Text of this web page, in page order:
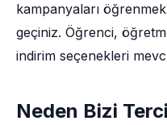
kampanyaları
geçiniz. Öğrenci,
indirim seçenekleri
Neden Bizi